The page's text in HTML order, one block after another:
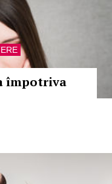
împotriva